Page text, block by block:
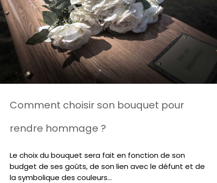
Comment choisir son bouquet pour
rendre hommage ?
Le choix du bouquet sera fait en fonction de son
budget de ses goûts, de son lien avec le défunt et de
la symbolique des couleurs…